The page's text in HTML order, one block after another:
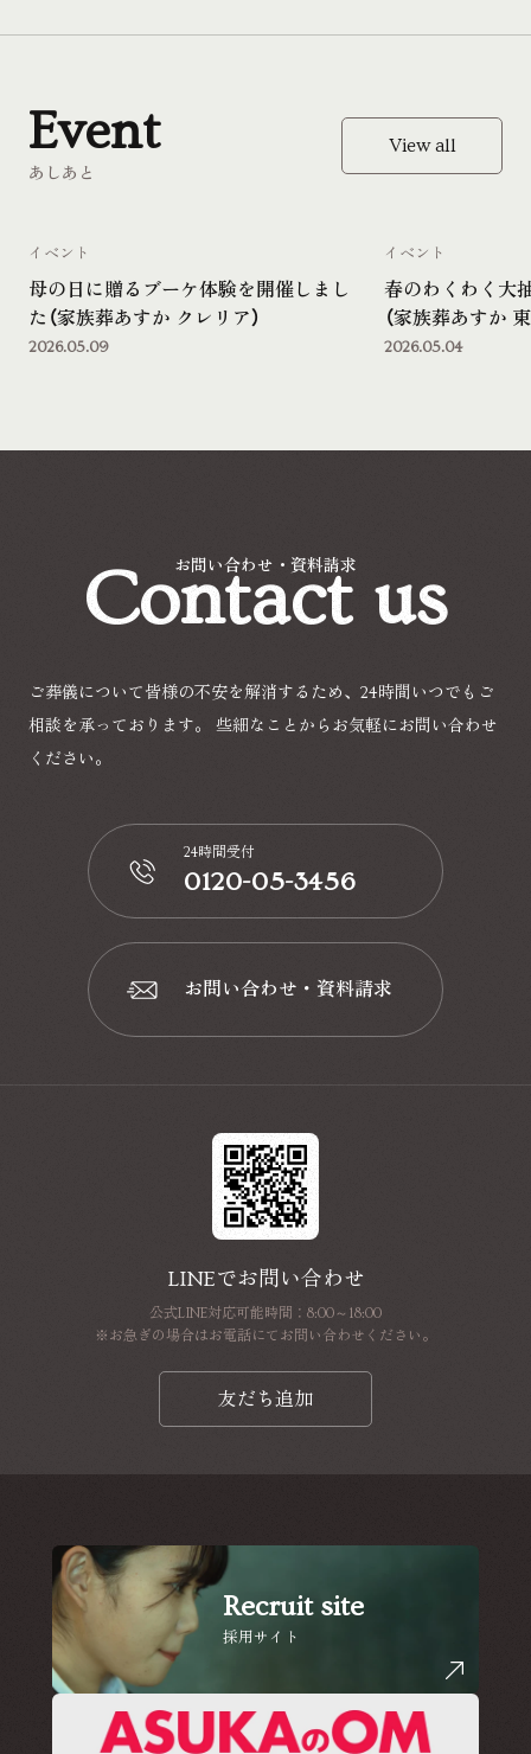
あしあと
Event View all
母の日に贈るブーケ体験を開催しまし
た（家族葬あすか クレリア）
イベント
2026.05.09
春のわくわく大
（家族葬あすか
イベント
2026.05.04
お問い合わせ・資料請求
Contact us
ご葬儀について皆様の不安を解消するため、24時間いつでもご
相談を承っております。
些細なことからお気軽にお問い合わせ
ください。
📞
24時間受付
0120-05-3456
📩
お問い合わせ・資料請求
LINEでお問い合わせ
公式LINE対応可能時間：8:00～18:00
※お急ぎの場合はお電話にてお問い合わせください。
友だち追加
採用サイト
Recruit site